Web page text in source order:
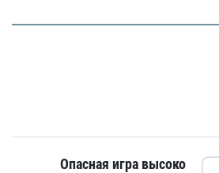
Опасная игра высоко